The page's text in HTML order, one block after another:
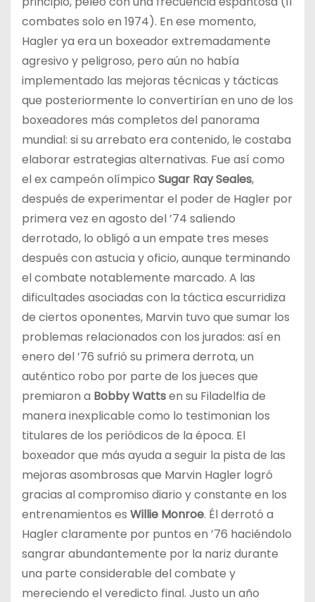
combates solo en 1974). En ese momento,
Hagler ya era un boxeador extremadamente
agresivo y peligroso, pero aún no había
implementado las mejoras técnicas y tácticas
que posteriormente lo convertirían en uno de los
boxeadores más completos del panorama
mundial: si su arrebato era contenido, le costaba
elaborar estrategias alternativas. Fue así como
el ex campeón olímpico Sugar Ray Seales,
después de experimentar el poder de Hagler por
primera vez en agosto del ’74 saliendo
derrotado, lo obligó a un empate tres meses
después con astucia y oficio, aunque terminando
el combate notablemente marcado. A las
dificultades asociadas con la táctica escurridiza
de ciertos oponentes, Marvin tuvo que sumar los
problemas relacionados con los jurados: así en
enero del ’76 sufrió su primera derrota, un
auténtico robo por parte de los jueces que
premiaron a Bobby Wattsen su Filadelfia de
manera inexplicable como lo testimonian los
titulares de los periódicos de la época. El
boxeador que más ayuda a seguir la pista de las
mejoras asombrosas que Marvin Hagler logró
gracias al compromiso diario y constante en los
entrenamientos es Willie Monroe. Él derrotó a
Hagler claramente por puntos en ’76 haciéndolo
sangrar abundantemente por la nariz durante
una parte considerable del combate y
mereciendo el veredicto final. Justo un año